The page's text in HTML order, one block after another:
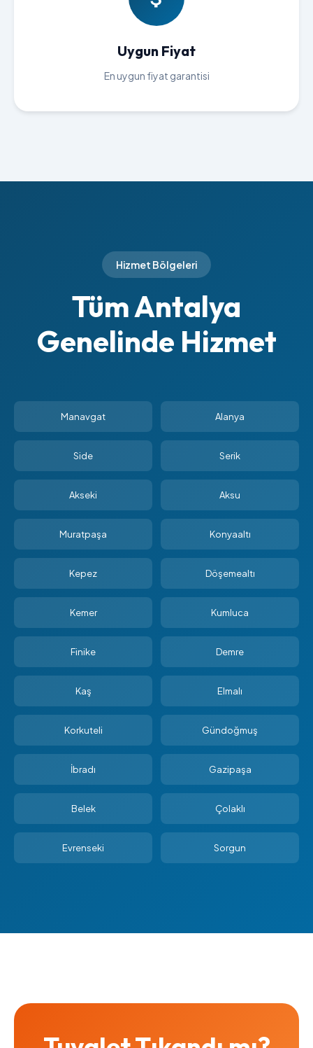
Uygun Fiyat
En uygun fiyat garantisi
Hizmet Bölgeleri
Tüm Antalya
Genelinde Hizmet
Manavgat Alanya
Side Serik
Akseki Aksu
Muratpaşa Konyaaltı
Kepez Döşemealtı
Kemer Kumluca
Finike Demre
Kaş Elmalı
Korkuteli Gündoğmuş
İbradı Gazipaşa
Belek Çolaklı
Evrenseki Sorgun